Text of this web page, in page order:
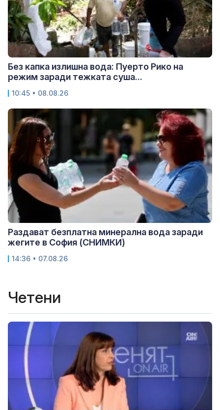
Без капка излишна вода: Пуерто Рико на
режим заради тежката суша...
10:45 • 08.08.26
Раздават безплатна минерална вода заради
жегите в София (СНИМКИ)
14:36 • 07.08.26
Четени